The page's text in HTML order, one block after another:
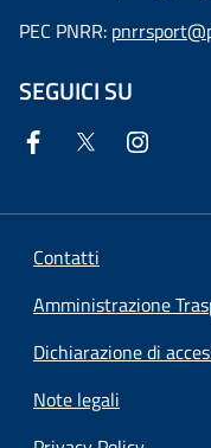
PEC PNRR:
SEGUICI SU
Contatti
Amministrazione
Dichiarazione di
Note legali